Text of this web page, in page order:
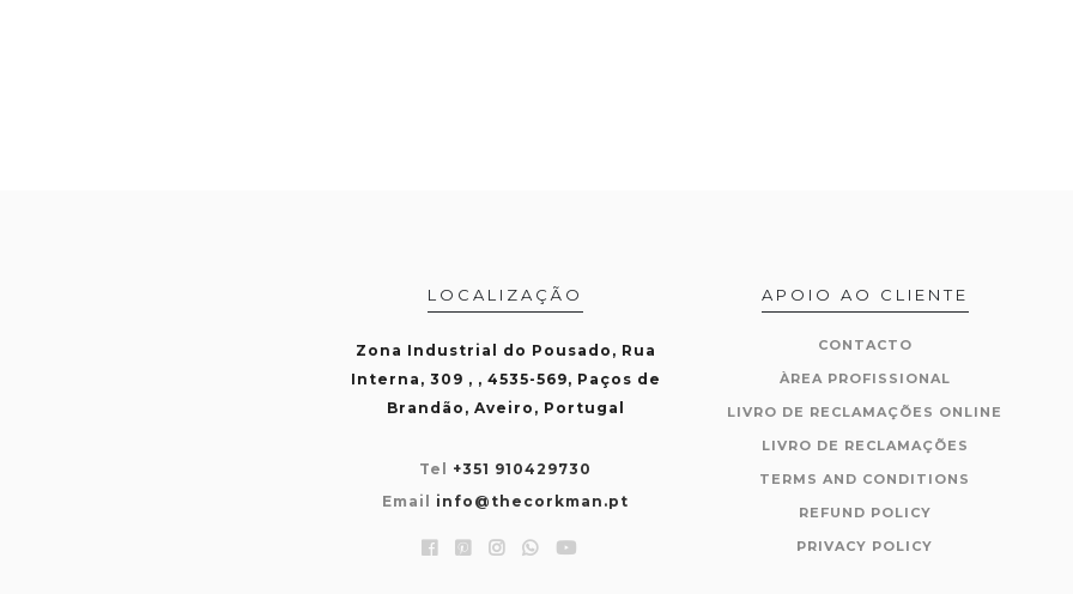
LOCALIZAÇÃO
Zona Industrial do Pousado, Rua
Interna, 309 , , 4535-569, Paços de
Brandão, Aveiro, Portugal
Tel +351 910429730
Email info@thecorkman.pt
APOIO AO CLIENTE
CONTACTO
ÀREA PROFISSIONAL
LIVRO DE RECLAMAÇÕES ONLINE
LIVRO DE RECLAMAÇÕES
TERMS AND CONDITIONS
REFUND POLICY
PRIVACY POLICY